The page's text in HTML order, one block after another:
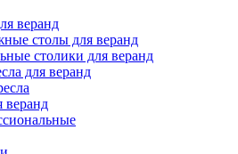
веранд
столы для веранд
столики для веранд
для веранд
веранд